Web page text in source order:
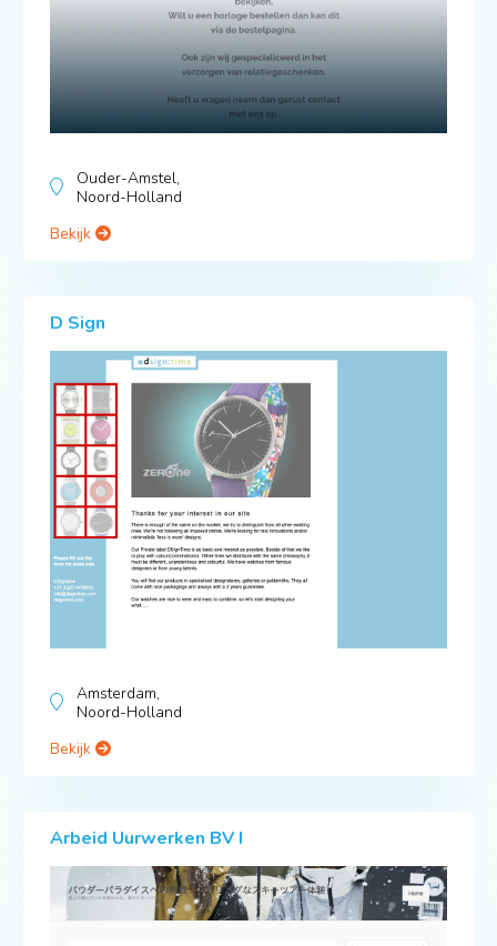
Ouder-Amstel,
Noord-Holland
Bekijk
D Sign
Amsterdam,
Noord-Holland
Bekijk
Arbeid Uurwerken BV I